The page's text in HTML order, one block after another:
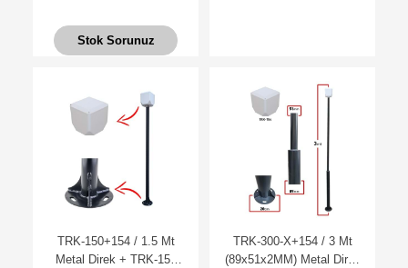
Stok Sorunuz
TRK-150+154 / 1.5 Mt
Metal Direk + TRK-154
TRK-300-X+154 / 3 Mt
(89x51x2MM) Metal Direk